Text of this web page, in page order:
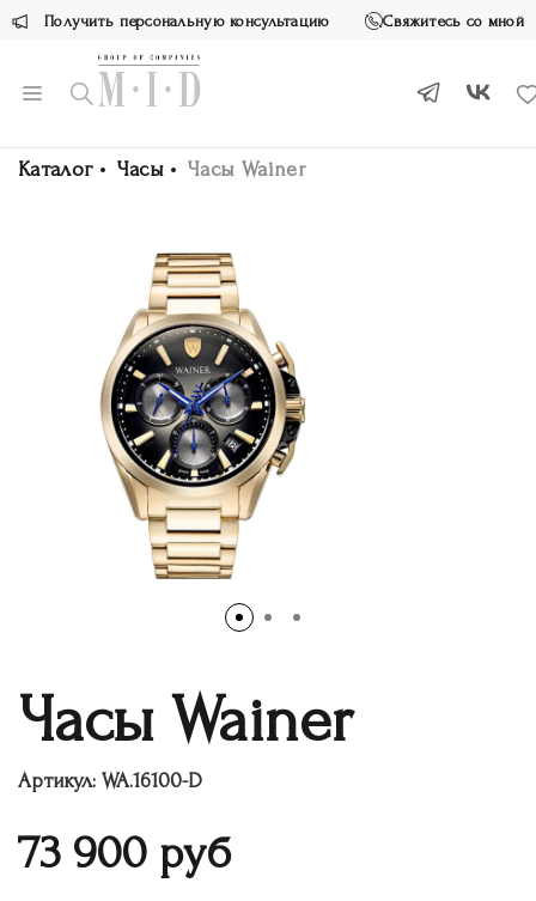
Получить персональную консультацию Свяжитесь со мной
Каталог Часы Часы Wainer
Часы Wainer
Артикул: WA.16100-D
73 900 руб